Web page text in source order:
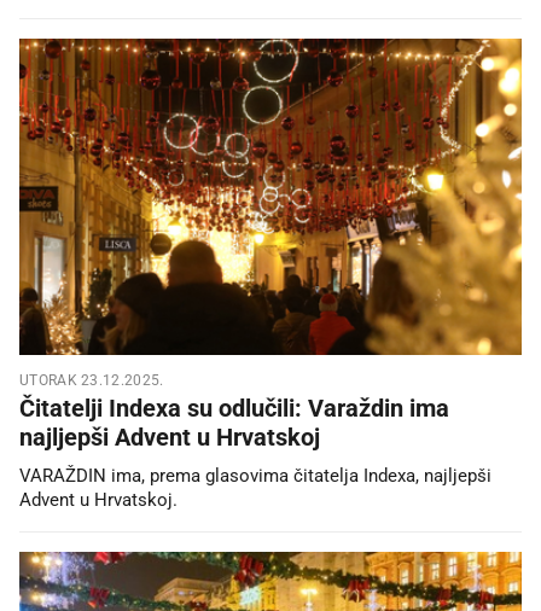
UTORAK 23.12.2025.
Čitatelji Indexa su odlučili: Varaždin ima
najljepši Advent u Hrvatskoj
VARAŽDIN ima, prema glasovima čitatelja Indexa, najljepši
Advent u Hrvatskoj.